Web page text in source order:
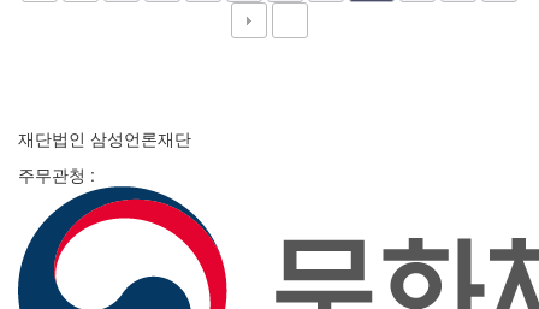
재단법인 삼성언론재단
주무관청 :